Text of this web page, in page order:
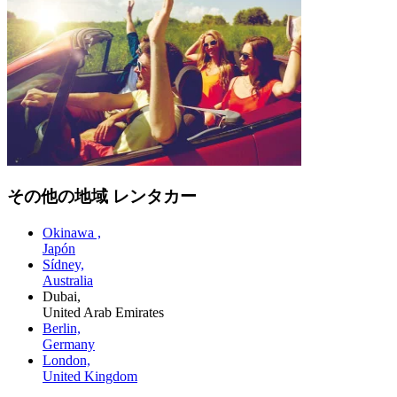
その他の地域 レンタカー
Okinawa ,
Japón
Sídney,
Australia
Dubai,
United Arab Emirates
Berlin,
Germany
London,
United Kingdom